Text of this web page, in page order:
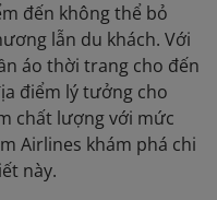
đến không thể bỏ
lẫn du khách. Với
áo thời trang cho đến
điểm lý tưởng cho
chất lượng với mức
Airlines khám phá chi
này.